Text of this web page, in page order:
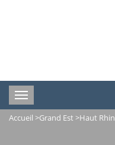
Toggle
navigation
Accueil >Grand Est >Haut Rhin